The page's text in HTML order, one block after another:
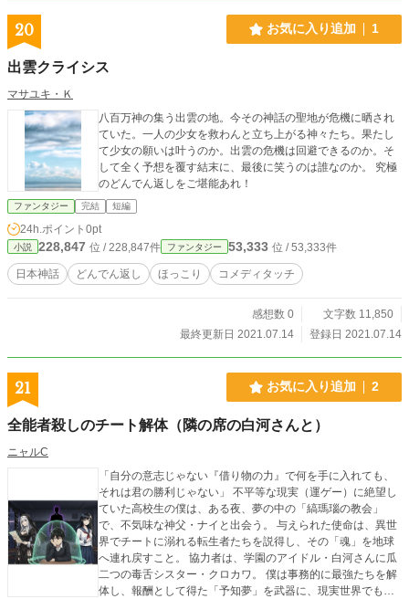
20 お気に入り追加 1
出雲クライシス
マサユキ・Ｋ
八百万神の集う出雲の地。今その神話の聖地が危機に晒され
ていた。一人の少女を救わんと立ち上がる神々たち。果たし
て少女の願いは叶うのか。出雲の危機は回避できるのか。そ
して全く予想を覆す結末に、最後に笑うのは誰なのか。 究極
のどんでん返しをご堪能あれ！
ファンタジー 完結 短編
24h.ポイント 0pt
小説 228,847 位 / 228,847件 ファンタジー 53,333 位 / 53,333件
日本神話 どんでん返し ほっこり コメディタッチ
感想数 0
文字数 11,850
最終更新日 2021.07.14
登録日 2021.07.14
21 お気に入り追加 2
全能者殺しのチート解体（隣の席の白河さんと）
ニャルC
「自分の意志じゃない『借り物の力』で何を手に入れても、
それは君の勝利じゃない」 不平等な現実（運ゲー）に絶望し
ていた高校生の僕は、ある夜、夢の中の「縞瑪瑙の教会」
で、不気味な神父・ナイと出会う。 与えられた使命は、異世
界でチートに溺れる転生者たちを説得し、その「魂」を地球
へ連れ戻すこと。 協力者は、学園のアイドル・白河さんに瓜
二つの毒舌シスター・クロカワ。 僕は事務的に最強たちを解
体し、報酬として得た「予知夢」を武器に、現実世界でも